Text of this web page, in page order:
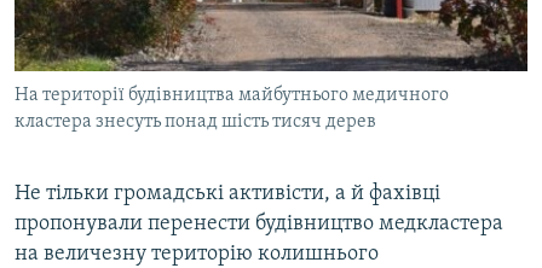
На території будівництва майбутнього медичного
кластера знесуть понад шість тисяч дерев
Не тільки громадські активісти, а й фахівці
пропонували перенести будівництво медкластера
на величезну територію колишнього